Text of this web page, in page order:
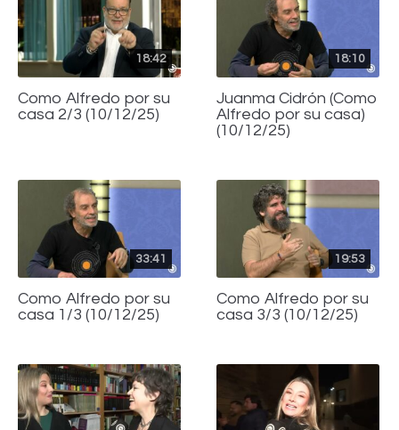
18:42
Como Alfredo por su
casa 2/3 (10/12/25)
18:10
Juanma Cidrón (Como
Alfredo por su casa)
(10/12/25)
33:41
Como Alfredo por su
casa 1/3 (10/12/25)
19:53
Como Alfredo por su
casa 3/3 (10/12/25)